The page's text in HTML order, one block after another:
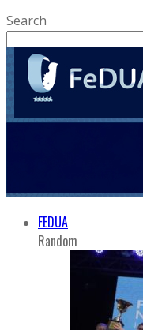
Search
FEDUA
Random